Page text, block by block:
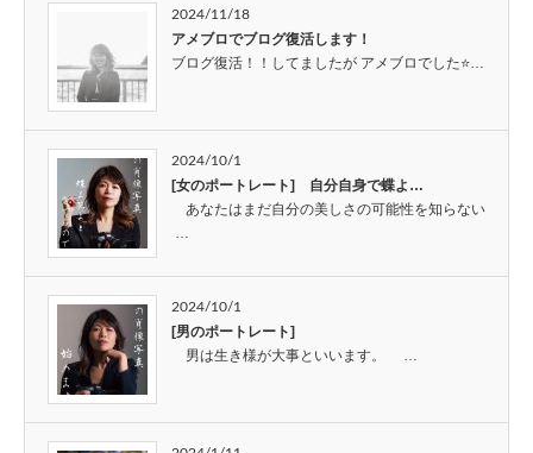
2024/11/18
アメブロでブログ復活します！
ブログ復活！！してましたが アメブロでした⭐…
2024/10/1
[女のポートレート] 自分自身で蝶よ…
あなたはまだ自分の美しさの可能性を知らない
…
2024/10/1
[男のポートレート]
男は生き様が大事といいます。 …